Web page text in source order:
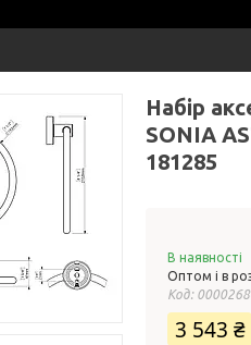
Набір
SONIA
181285
В наявності
Оптом і в
Код:
3 543 ₴